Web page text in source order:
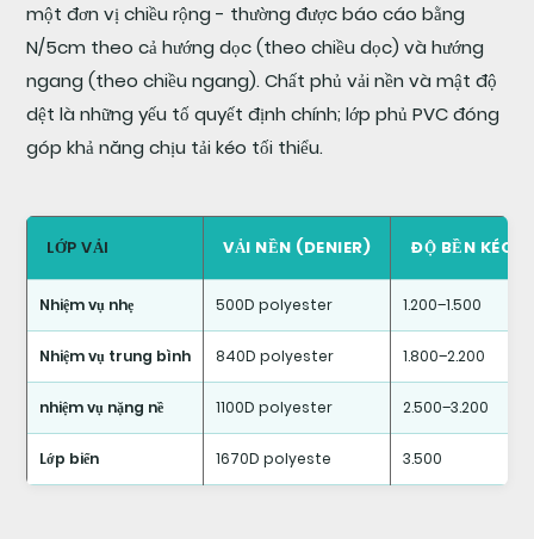
3.3
Chống
đâm
thủng
Hiệu
suất
hàn
vải
bơm
hơi
PVC:
Làm
thế
một đơn vị chiều rộng - thường được báo cáo bằng
N/5cm theo cả hướng dọc (theo chiều dọc) và hướng
ngang (theo chiều ngang). Chất phủ vải nền và mật độ
dệt là những yếu tố quyết định chính; lớp phủ PVC đóng
góp khả năng chịu tải kéo tối thiểu.
LỚP VẢI VẢI NỀN (DENIER) ĐỘ BỀN KÉO
Nhiệm vụ nhẹ 500D polyester 1.200–1.500
Nhiệm vụ trung bình 840D polyester 1.800–2.200
nhiệm vụ nặng nề 1100D polyester 2.500–3.200
Lớp biển 1670D polyeste 3.500